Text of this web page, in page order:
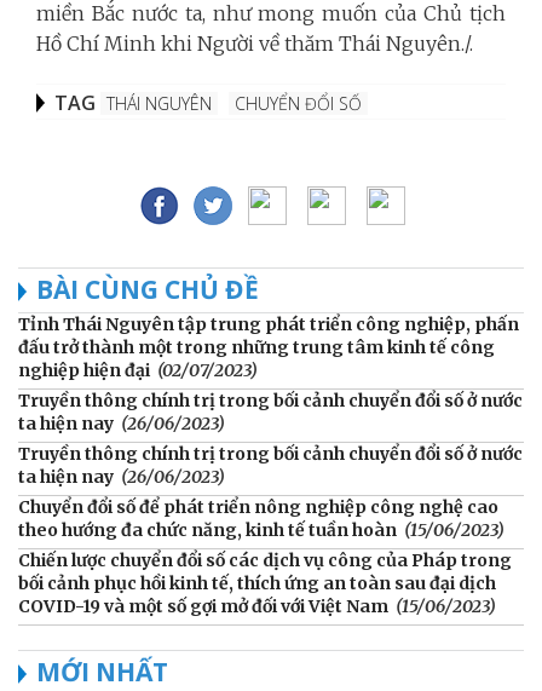
miền Bắc nước ta, như mong muốn của Chủ tịch
Hồ Chí Minh khi Người về thăm Thái Nguyên./.
TAG THÁI NGUYÊN CHUYỂN ĐỔI SỐ
BÀI CÙNG CHỦ ĐỀ
Tỉnh Thái Nguyên tập trung phát triển công nghiệp, phấn
đấu trở thành một trong những trung tâm kinh tế công
nghiệp hiện đại (02/07/2023)
Truyền thông chính trị trong bối cảnh chuyển đổi số ở nước
ta hiện nay (26/06/2023)
Truyền thông chính trị trong bối cảnh chuyển đổi số ở nước
ta hiện nay (26/06/2023)
Chuyển đổi số để phát triển nông nghiệp công nghệ cao
theo hướng đa chức năng, kinh tế tuần hoàn (15/06/2023)
Chiến lược chuyển đổi số các dịch vụ công của Pháp trong
bối cảnh phục hồi kinh tế, thích ứng an toàn sau đại dịch
COVID-19 và một số gợi mở đối với Việt Nam (15/06/2023)
MỚI NHẤT